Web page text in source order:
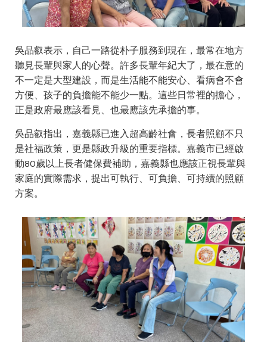
吳品叡表示，自己一路從朴子服務到現在，最常在地方
聽見長輩與家人的心聲。許多長輩年紀大了，最在意的
不一定是大型建設，而是生活能不能安心、看病會不會
方便、孩子的負擔能不能少一點。這些日常裡的擔心，
正是政府最應該看見、也最應該先承擔的事。
吳品叡指出，嘉義縣已進入超高齡社會，長者照顧不只
是社福政策，更是縣政升級的重要指標。嘉義市已經啟
動80歲以上長者健保費補助，嘉義縣也應該正視長輩與
家庭的實際需求，提出可執行、可負擔、可持續的照顧
方案。